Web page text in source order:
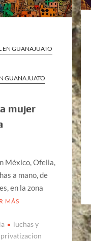
EN GUANAJUATO
GUANAJUATO
mujer
México, Ofelia,
a mano, de
en la zona
MÁS
luchas y
privatizacion